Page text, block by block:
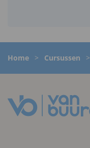
Home > Cursussen >